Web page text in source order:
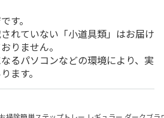
す。
れていない「小道具類」はお届け
りません。
るパソコンなどの環境により、実
ます。